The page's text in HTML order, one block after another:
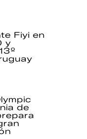
Fiyi en
y
de